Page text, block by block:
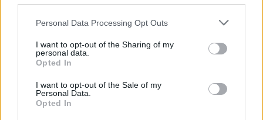
Personal Data Processing Opt Outs
I want to opt-out of the Sharing of my
personal data.
Opted In
I want to opt-out of the Sale of my
Personal Data.
Opted In